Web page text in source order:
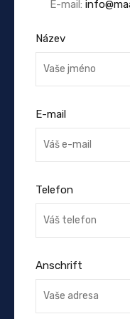
E-mail:
Název
E-mail
Telefon
Anschrift